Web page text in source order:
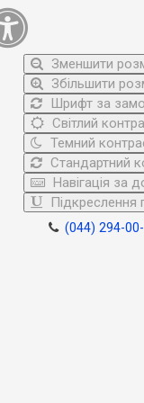
Зменшити
Збільшити
Шрифт за
Світлий
Темний
Стандартний
Навігація за
Підкреслення
(044) 294-